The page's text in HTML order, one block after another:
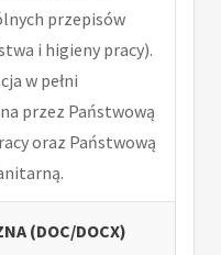
przepisów
i higieny pracy).
w pełni
przez Państwową
oraz Państwową
(DOC/DOCX)